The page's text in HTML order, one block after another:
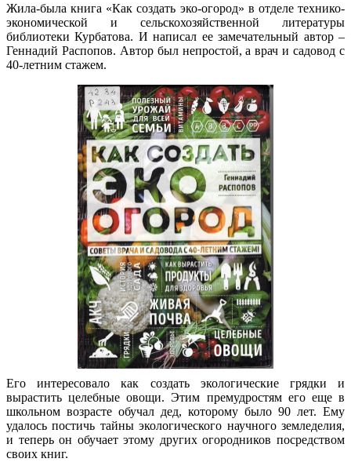
Жила-была книга «Как создать эко-огород» в отделе технико-
экономической и сельскохозяйственной литературы
библиотеки Курбатова. И написал ее замечательный автор –
Геннадий Распопов. Автор был непростой, а врач и садовод с
40-летним стажем.
Его интересовало как создать экологические грядки и
вырастить целебные овощи. Этим премудростям его еще в
школьном возрасте обучал дед, которому было 90 лет. Ему
удалось постичь тайны экологического научного земледелия,
и теперь он обучает этому других огородников посредством
своих книг.